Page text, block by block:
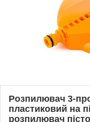
Розпилювач 3-
пластиковий на
розпилювач